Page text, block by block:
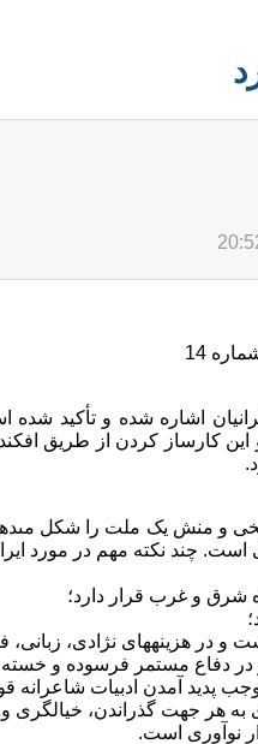
اشاره شده و تأکید
کارساز کردن از طریق
و منش یک ملت را شکل
است. چند نکته مهم در مورد
شرق و غرب قرار دارد؛
و در هزینه‏هاى نژادى،
و در دفاع مستمر فرسوده و
پدید آمدن ادبیات
به هر جهت گذراندن، خیال‏گرى
نوآورى است.